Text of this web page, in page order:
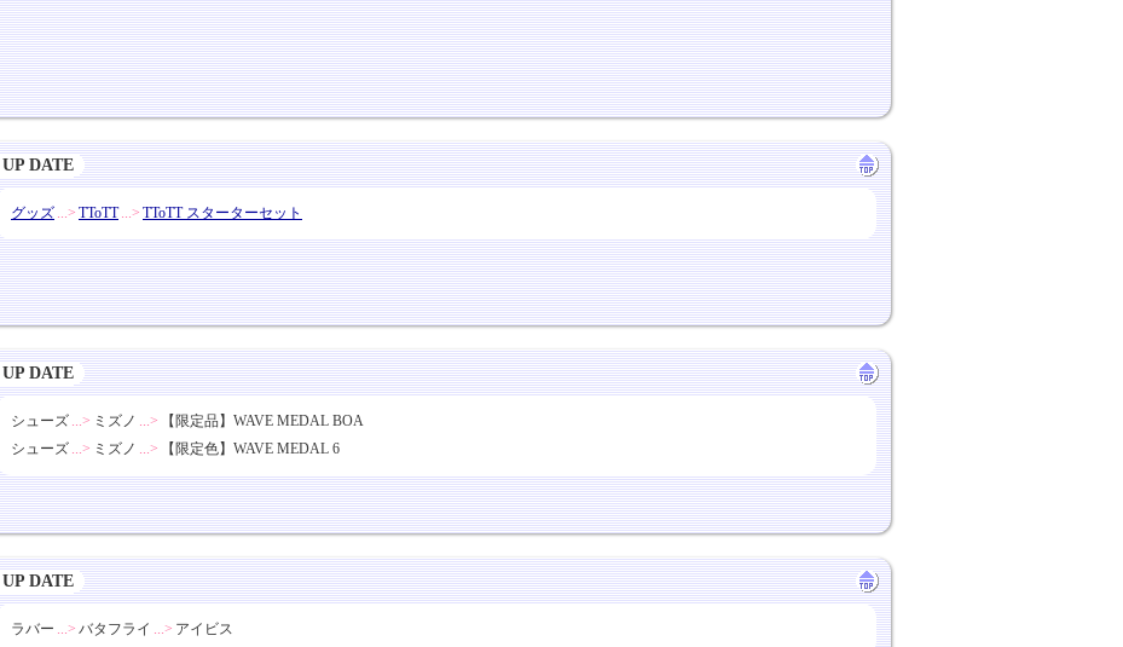
UP DATE
グッズ ...> TToTT ...> TToTT スターターセット
UP DATE
シューズ ...> ミズノ ...>
【限定品】WAVE MEDAL BOA
シューズ ...> ミズノ ...> 【限定色】WAVE MEDAL 6
UP DATE
ラバー ...> バタフライ ...> アイビス